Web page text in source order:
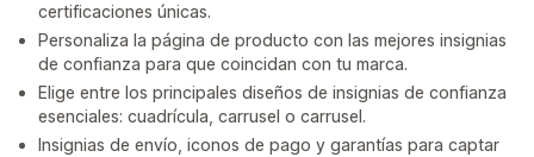
certificaciones únicas.
Personaliza la página de producto con las mejores insignias
de confianza para que coincidan con tu marca.
Elige entre los principales diseños de insignias de confianza
esenciales: cuadrícula, carrusel o carrusel.
Insignias de envío, iconos de pago y garantías para captar